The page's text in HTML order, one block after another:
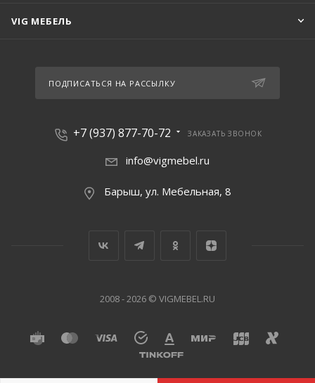
VIG МЕБЕЛЬ
ПОДПИСАТЬСЯ НА РАССЫЛКУ
+7 (937) 877-70-72 ЗАКАЗАТЬ ЗВОНОК
info@vigmebel.ru
Барыш, ул. Мебельная, 8
2008 - 2026 © VIGMEBEL.RU